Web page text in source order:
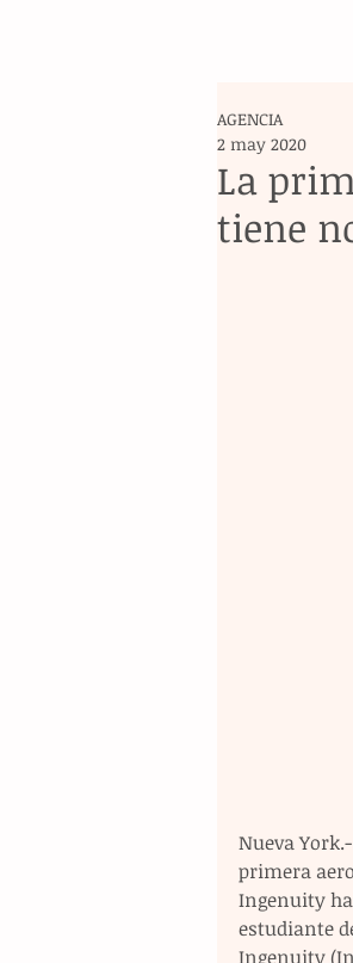
La
tiene
AGENCIA
2 may 2020
Nueva
primera
Ingenuity ha
estudiante
Ingenuity